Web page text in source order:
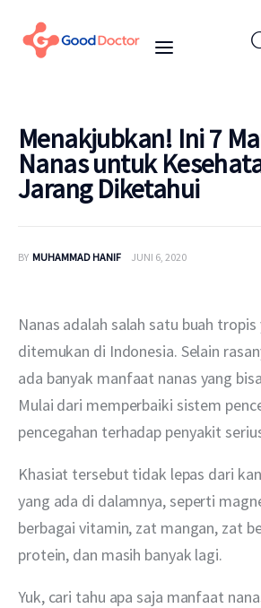
Untuk Bisnis
Layanan
Menakjubkan! Ini 7
Nanas untuk
Jarang Diketahui
BY MUHAMMAD HANIF JUNI 6, 2020
Nanas adalah salah satu buah
ditemukan di Indonesia. Selain
ada banyak manfaat nanas yang
Mulai dari memperbaiki sistem
pencegahan terhadap penyakit
Khasiat tersebut tidak lepas dari
yang ada di dalamnya, seperti
berbagai vitamin, zat mangan, zat
protein, dan masih banyak lagi.
Yuk, cari tahu apa saja manfaat